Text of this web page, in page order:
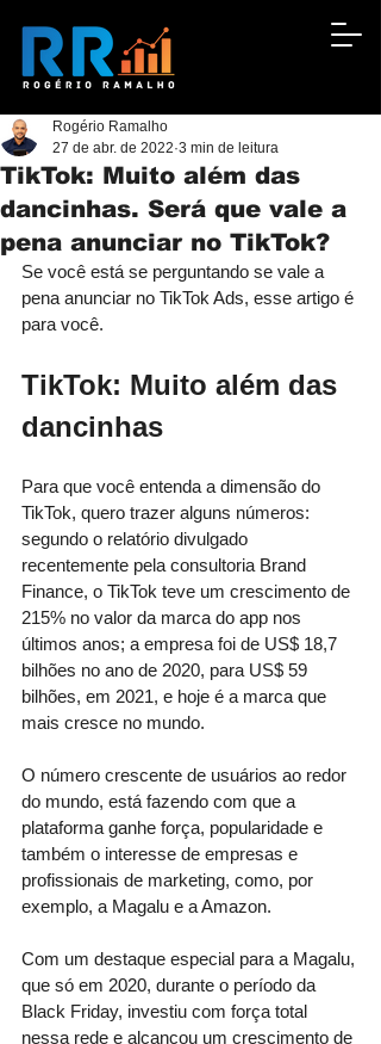
TikTok: Muito além das
dancinhas. Será que vale a
pena anunciar no TikTok?
Rogério Ramalho
27 de abr. de 2022 3 min de leitura
Se você está se perguntando se vale a
pena anunciar no TikTok Ads, esse artigo é
para você.
TikTok: Muito além das
dancinhas
Para que você entenda a dimensão do
TikTok, quero trazer alguns números:
segundo o relatório divulgado
recentemente pela consultoria Brand
Finance, o TikTok teve um crescimento de
215% no valor da marca do app nos
últimos anos; a empresa foi de US$ 18,7
bilhões no ano de 2020, para US$ 59
bilhões, em 2021, e hoje é a marca que
mais cresce no mundo.
O número crescente de usuários ao redor
do mundo, está fazendo com que a
plataforma ganhe força, popularidade e
também o interesse de empresas e
profissionais de marketing, como, por
exemplo, a Magalu e a Amazon.
Com um destaque especial para a Magalu,
que só em 2020, durante o período da
Black Friday, investiu com força total
nessa rede e alcançou um crescimento de